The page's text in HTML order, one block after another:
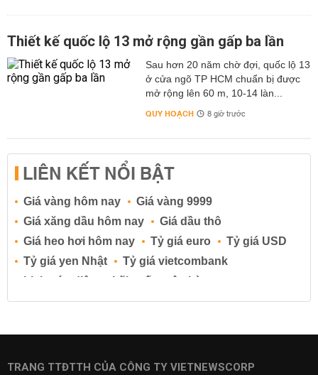
Thiết kế quốc lộ 13 mở rộng gần gấp ba lần
Sau hơn 20 năm chờ đợi, quốc lộ 13
ở cửa ngõ TP HCM chuẩn bị được
mở rộng lên 60 m, 10-14 làn...
QUY HOẠCH 8 giờ trước
LIÊN KẾT NỔI BẬT
Giá vàng hôm nay
Giá vàng 9999
Giá xăng dầu hôm nay
Giá dầu thô
Giá heo hơi hôm nay
Tỷ giá euro
Tỷ giá USD
Tỷ giá yen Nhật
Tỷ giá vietcombank
Lịch cúp điện
Lãi suất ngân hàng
Lãi suất tiết kiệm
Lãi suất tiền gửi
Lãi suất ngân hàng BIDV
TRANG TTĐTTH CỦA CÔNG TY VIETNEWSCORP